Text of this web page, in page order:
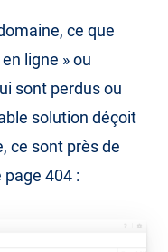
ce que
ligne » ou
sont perdus ou
solution déçoit
ce sont près de
404 :